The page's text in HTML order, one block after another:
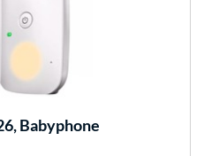
Babyphone